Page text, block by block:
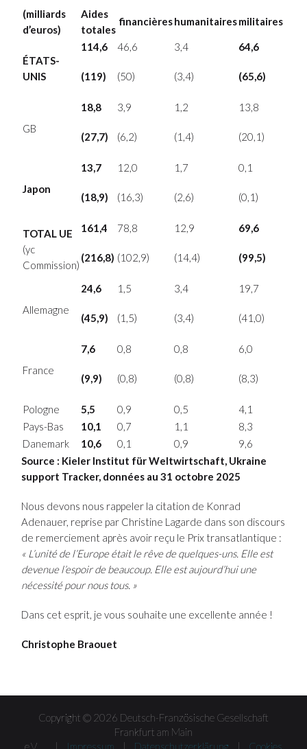
(milliards
d’euros)
Aides
totales
financièreshumanitairesmilitaires
ÉTATS-
UNIS
114,6
(119)
46,6
(50)
3,4
(3,4)
64,6
(65,6)
GB
18,8
(27,7)
3,9
(6,2)
1,2
(1,4)
13,8
(20,1)
Japon
13,7
(18,9)
12,0
(16,3)
1,7
(2,6)
0,1
(0,1)
TOTAL UE
(yc
Commission)
161,4
(216,8)
78,8
(102,9)
12,9
(14,4)
69,6
(99,5)
Allemagne
24,6
(45,9)
1,5
(1,5)
3,4
(3,4)
19,7
(41,0)
France
7,6
(9,9)
0,8
(0,8)
0,8
(0,8)
6,0
(8,3)
Pologne 5,5 0,9 0,5
4,1
Pays-Bas
10,1 0,7 1,1
8,3
Danemark
10,6 0,1 0,9
9,6
Source : Kieler Institut für Weltwirtschaft, Ukraine
support Tracker, données au 31 octobre 2025
Nous devons nous rappeler la citation de Konrad
Adenauer, reprise par Christine Lagarde dans son discours
de remerciement après avoir reçu le Prix transatlantique :
« L’unité de l’Europe était le rêve de quelques-uns. Elle est
devenue l’espoir de beaucoup. Elle est aujourd’hui une
nécessité pour nous tous. »
Dans cet esprit, je vous souhaite une excellente année !
Christophe Braouet
Copyright © 2026 Deutsch-Französische Gesellschaft
Frankfurt am Main
e.V. |
Impressum | Datenschutzerklärung | Cookies